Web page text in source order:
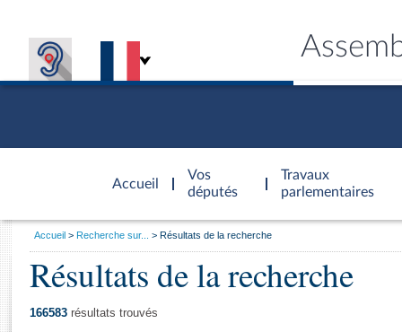
Accueil
d'accueil
Vos
députés
Travaux
parlementaires
Général
Vous
Accueil Recherche sur... Résultats de la recherche
Résultats de la recherche
166583 résultats trouvés